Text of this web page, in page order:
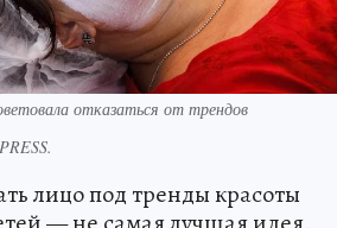
отказаться от трендов
лицо под тренды красоты